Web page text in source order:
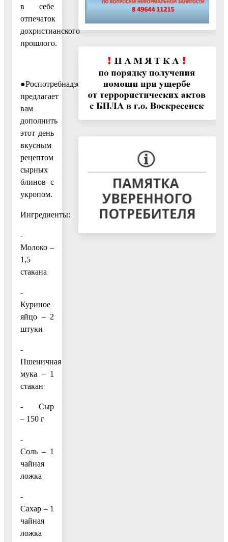
в себе
отпечаток
дохристианского
прошлого.
●Роспотребнадзор
предлагает
вам
дополнить
этот день
вкусным
рецептом
сырных
блинов с
укропом.
Ингредиенты:
-
Молоко –
1,5
стакана
-
Куриное
яйцо – 2
штуки
-
Пшеничная
мука – 1
стакан
- Сыр
– 150 г
-
Соль – 1
чайная
ложка
-
Сахар – 1
чайная
ложка